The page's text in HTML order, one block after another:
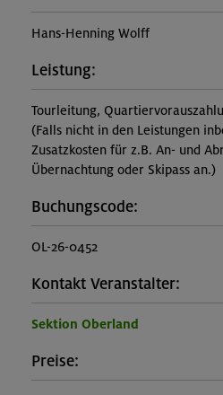
Hans-Henning Wolff
Leistung:
Tourleitung,
(Falls nicht in den Leistungen
Zusatzkosten für z.B. An- und
Übernachtung oder Skipass an.)
Buchungscode:
OL-26-0452
Kontakt Veranstalter:
Sektion Oberland
Preise: